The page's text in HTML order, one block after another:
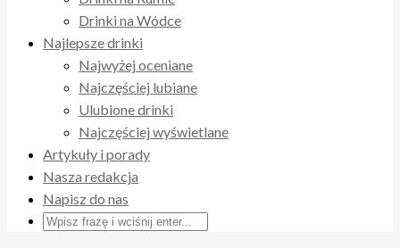
Drinki na Wódce
Najlepsze drinki
Najwyżej oceniane
Najczęściej lubiane
Ulubione drinki
Najczęściej wyświetlane
Artykuły i porady
Nasza redakcja
Napisz do nas